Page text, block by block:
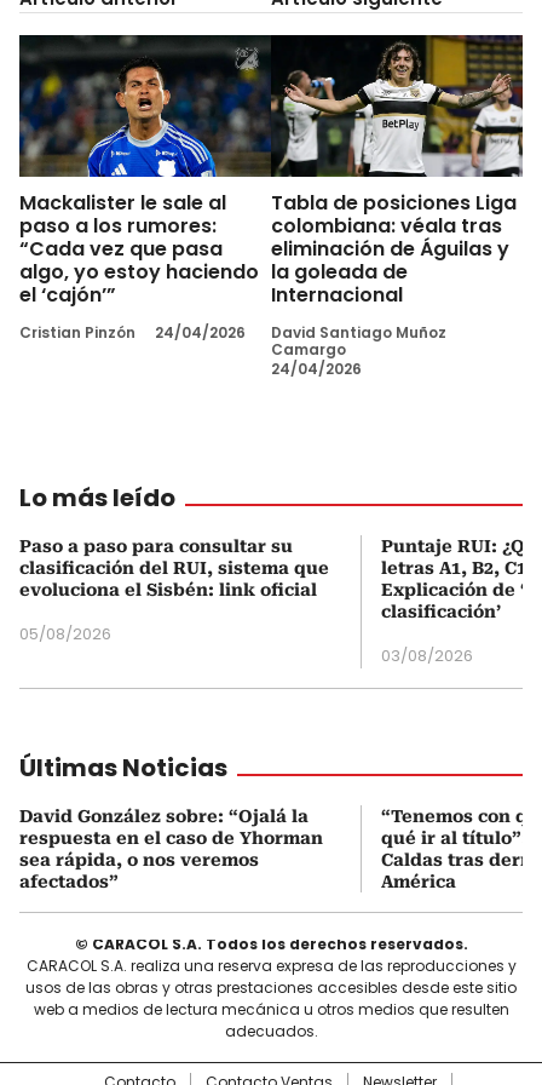
Mackalister le sale al
paso a los rumores:
“Cada vez que pasa
algo, yo estoy haciendo
el ‘cajón’”
Cristian Pinzón 24/04/2026
Tabla de posiciones Liga
colombiana: véala tras
eliminación de Águilas y
la goleada de
Internacional
David Santiago Muñoz
Camargo
24/04/2026
Lo más leído
Paso a paso para consultar su
clasificación del RUI, sistema que
evoluciona el Sisbén: link oficial
05/08/2026
Puntaje RUI:
letras A1, B2, C1
Explicación de
clasificación’
03/08/2026
Últimas Noticias
David González sobre: “Ojalá la
respuesta en el caso de Yhorman
sea rápida, o nos veremos
afectados”
“Tenemos con
qué ir al título”:
Caldas tras
América
© CARACOL S.A. Todos los derechos reservados.
CARACOL S.A. realiza una reserva expresa de las reproducciones y
usos de las obras y otras prestaciones accesibles desde este sitio
web a medios de lectura mecánica u otros medios que resulten
adecuados.